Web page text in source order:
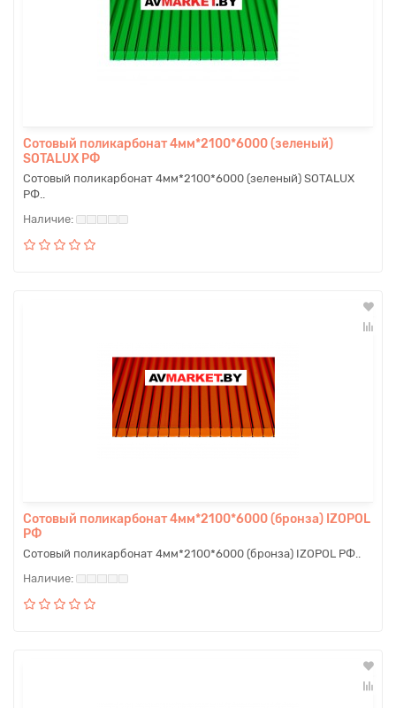
Сотовый поликарбонат 4мм*2100*6000 (зеленый)
SOTALUX РФ
Сотовый поликарбонат 4мм*2100*6000 (зеленый) SOTALUX
РФ..
Сотовый поликарбонат 4мм*2100*6000 (бронза) IZOPOL
РФ
Сотовый поликарбонат 4мм*2100*6000 (бронза) IZOPOL РФ..